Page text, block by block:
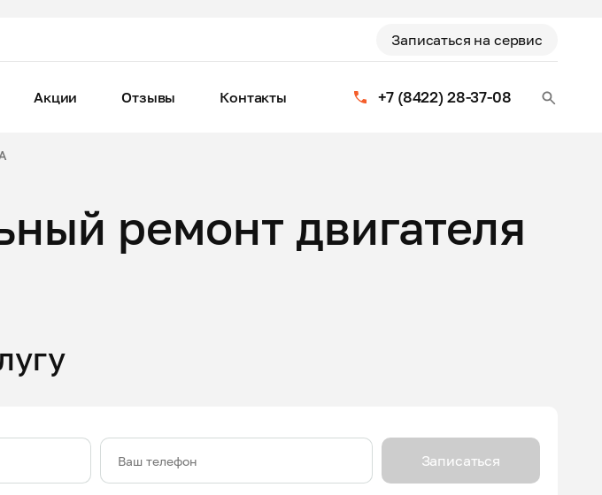
Записаться на сервис
+7 (8422) 28-37-08
Акции Отзывы Контакты
ремонт двигателя
Ваш телефон Записаться